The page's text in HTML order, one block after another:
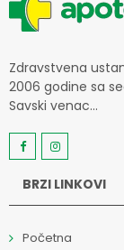
Zdravstvena
2006 godine sa
Savski venac...
BRZI LINKOVI
Početna